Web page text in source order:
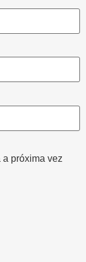
próxima vez